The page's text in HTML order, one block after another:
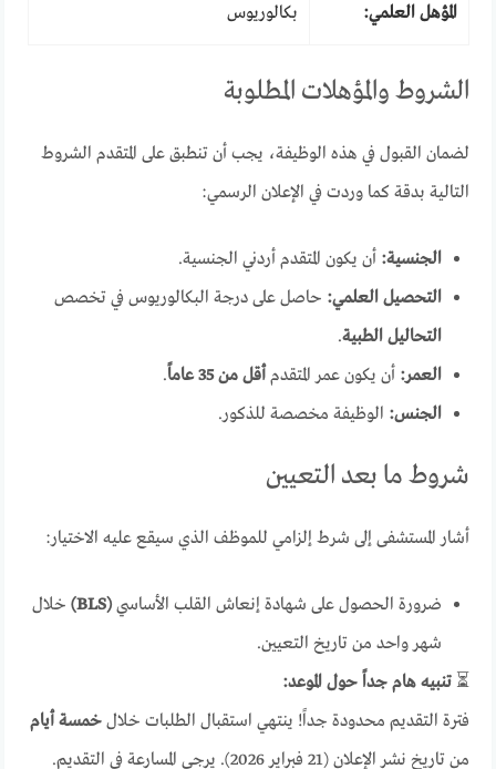
المؤهل العلمي: بكالوريوس
الشروط والمؤهلات المطلوبة
لضمان القبول في هذه الوظيفة، يجب أن تنطبق على المتقدم الشروط
التالية بدقة كما وردت في الإعلان الرسمي:
الجنسية: أن يكون المتقدم أردني الجنسية.
التحصيل العلمي: حاصل على درجة البكالوريوس في تخصص
التحاليل الطبية.
العمر: أن يكون عمر المتقدمأقل من 35 عاماً
.
الجنس: الوظيفة مخصصة للذكور.
شروط ما بعد التعيين
أشار المستشفى إلى شرط إلزامي للموظف الذي سيقع عليه الاختيار:
ضرورة الحصول على شهادة إنعاش القلب الأساسي(BLS)
خلال
شهر واحد من تاريخ التعيين.
⏳تنبيه هام جداً حول الموعد:
فترة التقديم محدودة جداً! ينتهي استقبال الطلبات خلالخمسة أيام
من تاريخ نشر الإعلان (21 فبراير 2026). يرجى المسارعة في التقديم.